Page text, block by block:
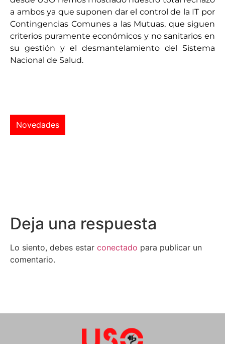
a ambos ya que suponen dar el control de la IT por
Contingencias Comunes a las Mutuas, que siguen
criterios puramente económicos y no sanitarios en
su gestión y el desmantelamiento del Sistema
Nacional de Salud.
Novedades
Deja una respuesta
Lo siento, debes estar conectado para publicar un
comentario.